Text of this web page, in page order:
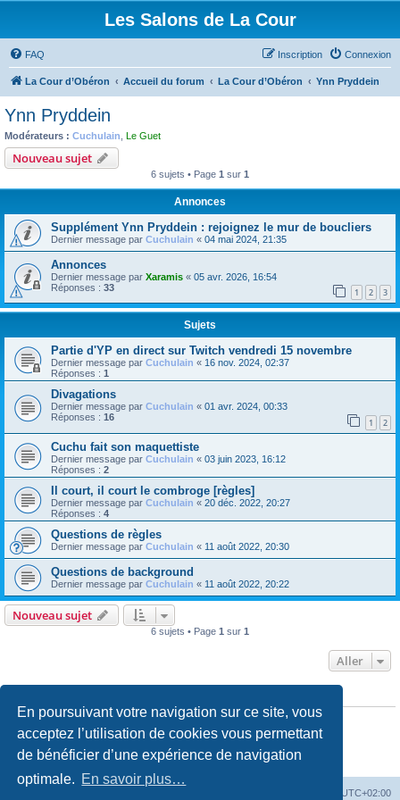
En poursuivant votre navigation sur ce site, vous
acceptez l’utilisation de cookies vous permettant
de bénéficier d’une expérience de navigation
optimale. En savoir plus…
Les Salons de La Cour
FAQ Connexion
Inscription
La Cour d’Obéron Accueil du forum La Cour d’Obéron Ynn Pryddein
Ynn Pryddein
Modérateurs : Cuchulain Le Guet
Nouveau sujet
6 sujets • Page 1 sur 1
Annonces
Supplément Ynn Pryddein : rejoignez le mur de boucliers
Dernier message par Cuchulain « 04 mai 2024, 21:35
Annonces
Dernier message par Xaramis « 05 avr. 2026, 16:54
Réponses : 33 1 2 3
Sujets
Partie d'YP en direct sur Twitch vendredi 15 novembre
Dernier message par Cuchulain « 16 nov. 2024, 02:37
Réponses : 1
Divagations
Dernier message par Cuchulain « 01 avr. 2024, 00:33
Réponses : 16 1 2
Cuchu fait son maquettiste
Dernier message par Cuchulain « 03 juin 2023, 16:12
Réponses : 2
Il court, il court le combroge [règles]
Dernier message par Cuchulain « 20 déc. 2022, 20:27
Réponses : 4
Questions de règles
Dernier message par Cuchulain « 11 août 2022, 20:30
Questions de background
Dernier message par Cuchulain « 11 août 2022, 20:22
Nouveau sujet
6 sujets • Page 1 sur 1
Aller
Vousne pouvez paspublier de nouveaux sujets dans ce forum
Vousne pouvez pasrépondre aux sujets dans ce forum
Vousne pouvez pasmodifier vos messages dans ce forum
Vousne pouvez passupprimer vos messages dans ce forum
transférer de pièces jointes dans ce forum
UTC+02:00